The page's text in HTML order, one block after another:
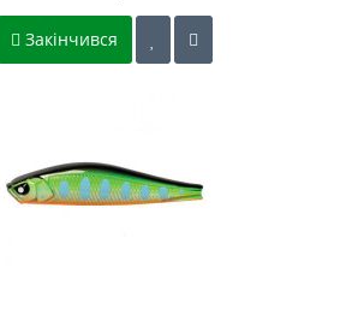
Закінчився